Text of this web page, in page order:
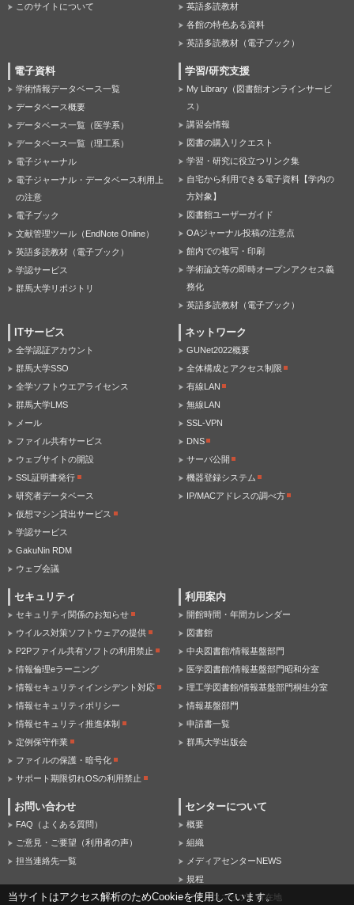
このサイトについて
英語多読教材
各館の特色ある資料
英語多読教材（電子ブック）
電子資料
学術情報データベース一覧
データベース概要
データベース一覧（医学系）
データベース一覧（理工系）
電子ジャーナル
電子ジャーナル・データベース利用上
の注意
電子ブック
文献管理ツール（EndNote Online）
英語多読教材（電子ブック）
学認サービス
群馬大学リポジトリ
学習/研究支援
My Library（図書館オンラインサービ
ス）
講習会情報
図書の購入リクエスト
学習・研究に役立つリンク集
自宅から利用できる電子資料【学内の
方対象】
図書館ユーザーガイド
OAジャーナル投稿の注意点
館内での複写・印刷
学術論文等の即時オープンアクセス義
務化
英語多読教材（電子ブック）
ITサービス
全学認証アカウント
群馬大学SSO
全学ソフトウエアライセンス
群馬大学LMS
メール
ファイル共有サービス
ウェブサイトの開設
SSL証明書発行
研究者データベース
仮想マシン貸出サービス
学認サービス
GakuNin RDM
ウェブ会議
ネットワーク
GUNet2022概要
全体構成とアクセス制限
有線LAN
無線LAN
SSL-VPN
DNS
サーバ公開
機器登録システム
IP/MACアドレスの調べ方
セキュリティ
セキュリティ関係のお知らせ
ウイルス対策ソフトウェアの提供
P2Pファイル共有ソフトの利用禁止
情報倫理eラーニング
情報セキュリティインシデント対応
情報セキュリティポリシー
情報セキュリティ推進体制
定例保守作業
ファイルの保護・暗号化
サポート期限切れOSの利用禁止
利用案内
開館時間・年間カレンダー
図書館
中央図書館/情報基盤部門
医学図書館/情報基盤部門昭和分室
理工学図書館/情報基盤部門桐生分室
情報基盤部門
申請書一覧
群馬大学出版会
お問い合わせ
FAQ（よくある質問）
ご意見・ご要望（利用者の声）
担当連絡先一覧
センターについて
概要
組織
メディアセンターNEWS
規程
アクセスマップ・所在地
当サイトはアクセス解析のためCookieを使用しています。